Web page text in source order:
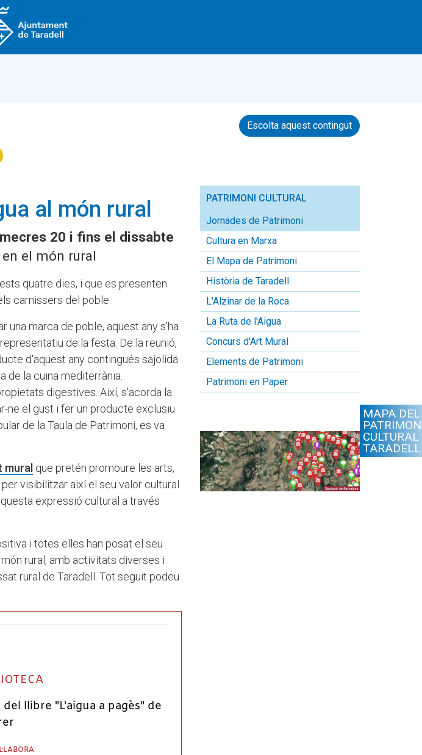
Escolta aquest contingut
al món rural
20 i fins el dissabte
el món rural
quatre dies, i que es presenten
carnissers del poble.
marca de poble, aquest any s'ha
de la festa. De la reunió,
d'aquest any contingués sajolida.
de la cuina mediterrània.
digestives. Així, s'acorda la
el gust i fer un producte exclusiu.
de la Taula de Patrimoni, es va
que pretén promoure les arts,
visibilitzar així el seu valor cultural.
expressió cultural a través
i totes elles han posat el seu
rural, amb activitats diverses i
rural de Taradell. Tot seguit podeu
llibre "L'aigua a pagès" de
PATRIMONI CULTURAL
Jornades de Patrimoni
Cultura en Marxa
El Mapa de Patrimoni
Història de Taradell
L'Alzinar de la Roca
La Ruta de l'Aigua
Concurs d'Art Mural
Elements de Patrimoni
Patrimoni en Paper
MAPA DEL
CULTURAL
TARADELL